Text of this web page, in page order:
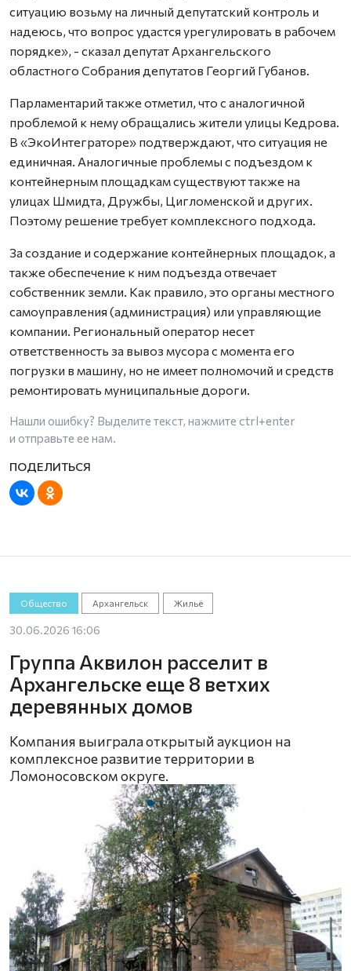
ситуацию возьму на личный депутатский контроль и
надеюсь, что вопрос удастся урегулировать в рабочем
порядке», - сказал депутат Архангельского
областного Собрания депутатов Георгий Губанов.
Парламентарий также отметил, что с аналогичной
проблемой к нему обращались жители улицы Кедрова.
В «ЭкоИнтеграторе» подтверждают, что ситуация не
единичная. Аналогичные проблемы с подъездом к
контейнерным площадкам существуют также на
улицах Шмидта, Дружбы, Цигломенской и других.
Поэтому решение требует комплексного подхода.
За создание и содержание контейнерных площадок, а
также обеспечение к ним подъезда отвечает
собственник земли. Как правило, это органы местного
самоуправления (администрация) или управляющие
компании. Региональный оператор несет
ответственность за вывоз мусора с момента его
погрузки в машину, но не имеет полномочий и средств
ремонтировать муниципальные дороги.
Нашли ошибку? Выделите текст, нажмите ctrl+enter
и отправьте ее нам.
Общество Архангельск Жильё
30.06.2026 16:06
Группа Аквилон расселит в
Архангельске еще 8 ветхих
деревянных домов
Компания выиграла открытый аукцион на
комплексное развитие территории в
Ломоносовском округе.